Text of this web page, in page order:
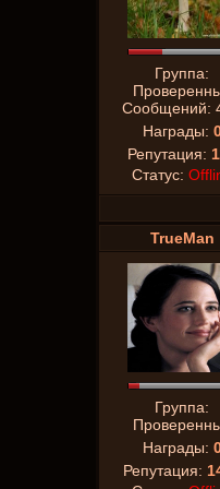
Группа:
Сообщений:
Награды:
Репутация:
Статус:
TrueMan
Группа:
Награды:
Репутация: